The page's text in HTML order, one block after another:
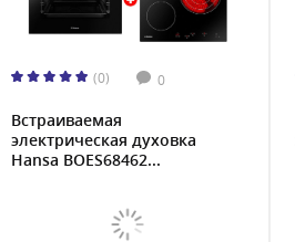
(0) 0
Встраиваемая
электрическая духовка
Hansa BOES68462...